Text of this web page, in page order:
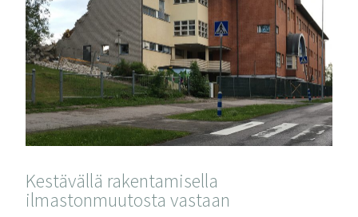
Kestävällä rakentamisella
ilmastonmuutosta vastaan